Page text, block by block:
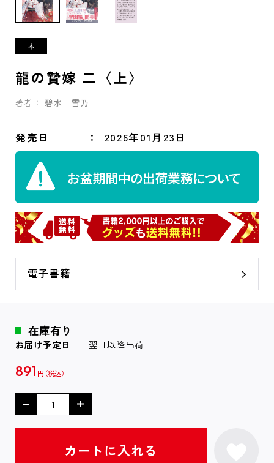
龍の贄嫁 二〈上〉
著者： 碧水 雪乃
発売日 2026年01月23日
電子書籍
在庫有り
お届け予定日 翌日以降出荷
891 円